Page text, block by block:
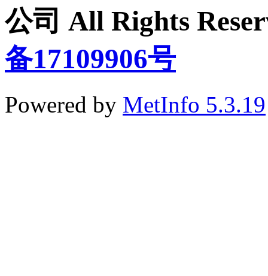
公司 All Rights
备17109906号
Powered by MetInfo 5.3.19